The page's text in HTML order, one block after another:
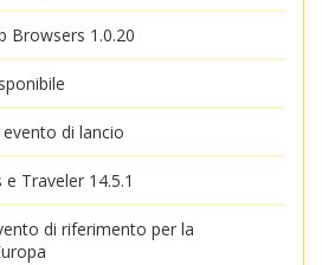
Browsers 1.0.20
di lancio
Traveler 14.5.1
di riferimento per la